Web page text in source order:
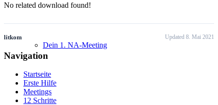
Dein 1. NA-Meeting
No related download found!
litkom Updated 8. Mai 2021
Navigation
Startseite
Erste Hilfe
Meetings
12 Schritte